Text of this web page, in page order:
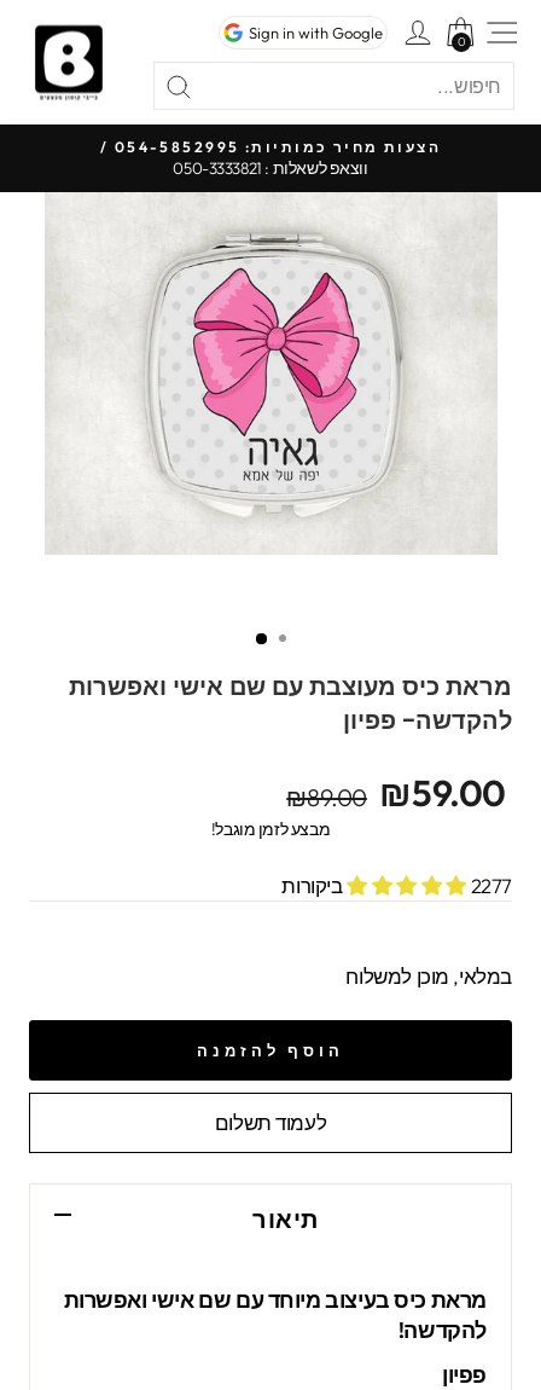
חיפוש
Sign in with Google
כניסה לחשבוןניווט באתר
0
0
עצור
הצעות מחיר כמותיות: 054-5852995 /
ווצאפ לשאלות : 050-3333821
מראת כיס מעוצבת עם שם אישי ואפשרות
להקדשה- פפיון
מחיר
מקורי
מחיר
מבצע
₪59.00
₪89.00
מבצע לזמן מוגבל!
2277 ביקורות
במלאי, מוכן למשלוח
הוסף להזמנה
לעמוד תשלום
תיאור
מראת כיס בעיצוב מיוחד עם שם אישי ואפשרות
להקדשה!
פפיון